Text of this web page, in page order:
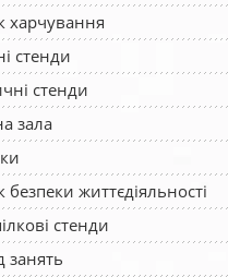
харчування
стенди
стенди
зала
безпеки життєдіяльності
стенди
занять